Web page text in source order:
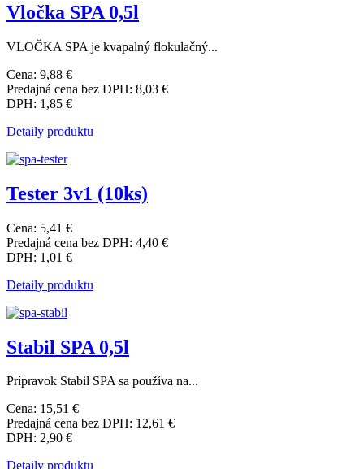
Vločka SPA 0,5l
VLOČKA SPA je kvapalný flokulačný...
Cena: 9,88 €
Predajná cena bez DPH: 8,03 €
DPH: 1,85 €
Detaily produktu
Tester 3v1 (10ks)
Cena: 5,41 €
Predajná cena bez DPH: 4,40 €
DPH: 1,01 €
Detaily produktu
Stabil SPA 0,5l
Prípravok Stabil SPA sa používa na...
Cena: 15,51 €
Predajná cena bez DPH: 12,61 €
DPH: 2,90 €
Detaily produktu